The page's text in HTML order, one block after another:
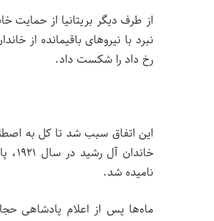
از طرف دیگر بریتانیا از حمایت
رخ داد را شکست داد.
این اتفاق سبب شد تا کل به
نامیده شد.
ماه­‌ها پس از اعلام پادشاهی